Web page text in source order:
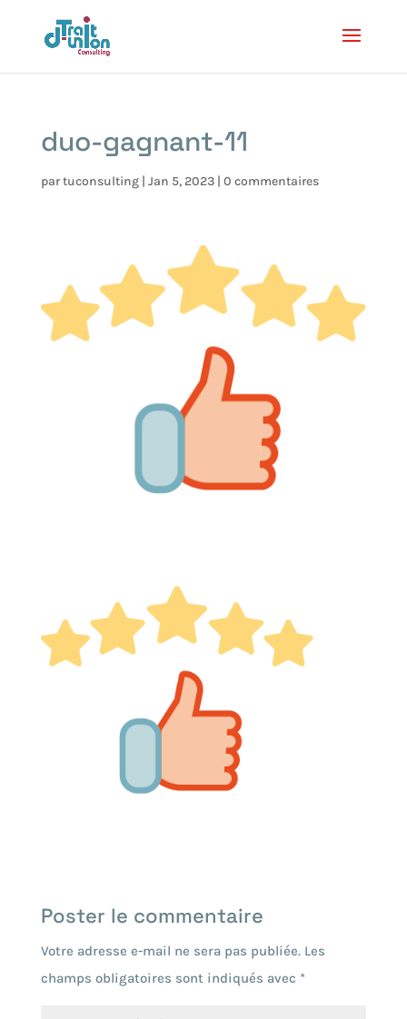
duo-gagnant-11
partuconsulting| Jan 5, 2023| 0 commentaires
Poster le commentaire
Votre adresse e-mail ne sera pas publiée. Les
champs obligatoires sont indiqués avec *